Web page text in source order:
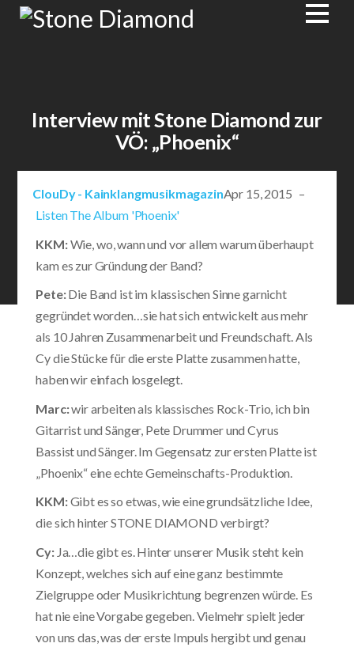
Interview mit Stone Diamond zur
VÖ: „Phoenix“
ClouDy - KainklangmusikmagazinApr 15, 2015 –
Listen The Album 'Phoenix'
KKM:Wie, wo, wann und vor allem warum überhaupt
kam es zur Gründung der Band?
Pete:Die Band ist im klassischen Sinne garnicht
gegründet worden…sie hat sich entwickelt aus mehr
als 10 Jahren Zusammenarbeit und Freundschaft. Als
Cy die Stücke für die erste Platte zusammen hatte,
haben wir einfach losgelegt.
Marc:wir arbeiten als klassisches Rock-Trio, ich bin
Gitarrist und Sänger, Pete Drummer und Cyrus
Bassist und Sänger. Im Gegensatz zur ersten Platte ist
„Phoenix“ eine echte Gemeinschafts-Produktion.
KKM:Gibt es so etwas, wie eine grundsätzliche Idee,
die sich hinter STONE DIAMOND verbirgt?
Cy:Ja…die gibt es. Hinter unserer Musik steht kein
Konzept, welches sich auf eine ganz bestimmte
Zielgruppe oder Musikrichtung begrenzen würde. Es
hat nie eine Vorgabe gegeben. Vielmehr spielt jeder
von uns das, was der erste Impuls hergibt und genau